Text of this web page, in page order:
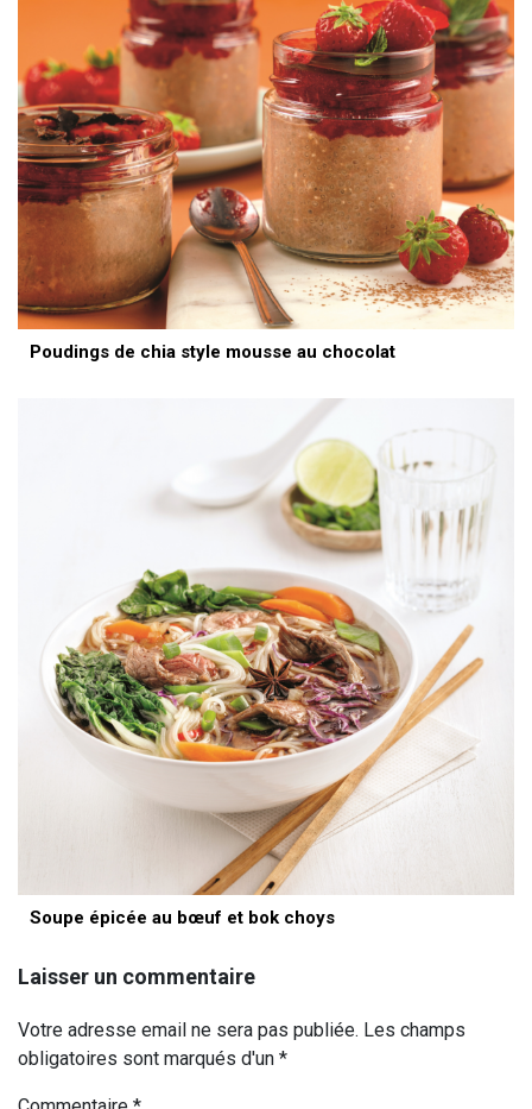
Poudings de chia style mousse au chocolat
Soupe épicée au bœuf et bok choys
Laisser un commentaire
Votre adresse email ne sera pas publiée. Les champs
obligatoires sont marqués d'un *